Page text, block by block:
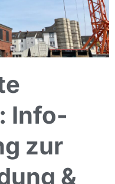
Info-
zur
&